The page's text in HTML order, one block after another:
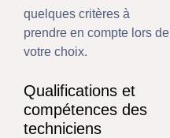
quelques critères à
prendre en compte lors de
votre choix.
Qualifications et
compétences des
techniciens